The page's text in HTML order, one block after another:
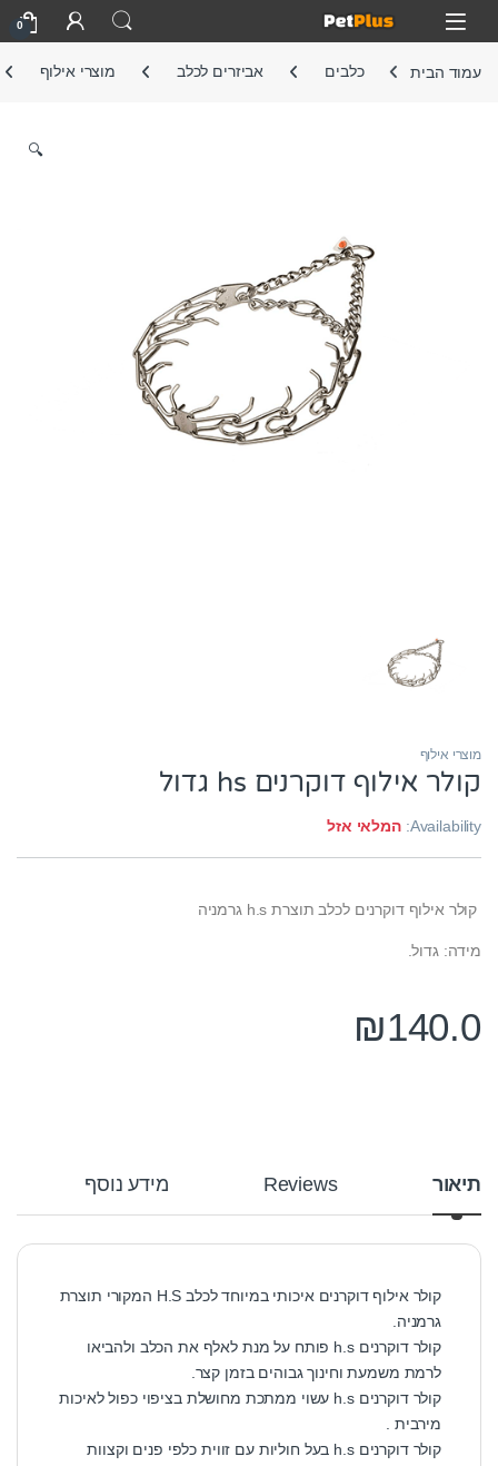
Skip to navigation
Skip to content
Open
0
עמוד הבית כלבים אביזרים לכלב מוצרי אילוף
🔍
מוצרי אילוף
קולר אילוף דוקרנים hs גדול
Availability: המלאי אזל
קולר אילוף דוקרנים לכלב תוצרת h.s גרמניה
מידה: גדול.
₪140.0
תיאור Reviews מידע נוסף
קולר אילוף דוקרנים איכותי במיוחד לכלב H.S המקורי תוצרת
גרמניה.
קולר דוקרנים h.s פותח על מנת לאלף את הכלב ולהביאו
לרמת משמעת וחינוך גבוהים בזמן קצר.
קולר דוקרנים h.s עשוי ממתכת מחושלת בציפוי כפול לאיכות
מירבית .
קולר דוקרנים h.s בעל חוליות עם זווית כלפי פנים וקצוות